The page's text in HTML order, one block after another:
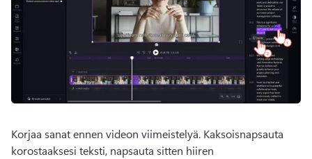
Korjaa sanat ennen videon viimeistelyä. Kaksoisnapsauta
korostaaksesi teksti, napsauta sitten hiiren